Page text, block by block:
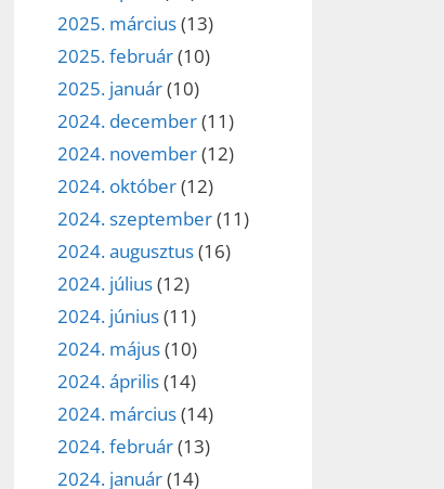
2025. március(13)
2025. február(10)
2025. január(10)
2024. december(11)
2024. november(12)
2024. október(12)
2024. szeptember(11)
2024. augusztus(16)
2024. július(12)
2024. június(11)
2024. május(10)
2024. április(14)
2024. március(14)
2024. február(13)
2024. január(14)